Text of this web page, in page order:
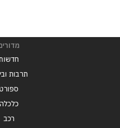
תרבות
ספורט
כלכלה
רכב